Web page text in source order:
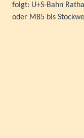
folgt: U+S-Bahn
oder M85 bis